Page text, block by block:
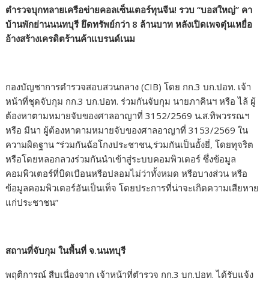
ตำรวจบุกทลายเครือข่ายคอลเซ็นเตอร์ทุนจีน! รวบ “บอสใหญ่” คา
บ้านพักย่านนนทบุรี ยึดทรัพย์กว่า 8 ล้านบาท หลังเปิดเพจตุ๋นเหยื่อ
อ้างสร้างเครดิตร้านค้าแบรนด์เนม
กองบัญชาการตำรวจสอบสวนกลาง (CIB) โดย กก.3 บก.ปอท. เจ้า
หน้าที่ชุดจับกุม กก.3 บก.ปอท. ร่วมกันจับกุม นายภาคินฯ หรือ ไล้ ผู้
ต้องหาตามหมายจับของศาลอาญาที่ 3152/2569 น.ส.ทิพวรรณฯ
หรือ มีนา ผู้ต้องหาตามหมายจับของศาลอาญาที่ 3153/2569 ใน
ความผิดฐาน “ร่วมกันฉ้อโกงประชาชน,ร่วมกันเป็นอั้งยี่, โดยทุจริต
หรือโดยหลอกลวงร่วมกันนำเข้าสู่ระบบคอมพิวเตอร์ ซึ่งข้อมูล
คอมพิวเตอร์ที่บิดเบือนหรือปลอมไม่ว่าทั้งหมด หรือบางส่วน หรือ
ข้อมูลคอมพิวเตอร์อันเป็นเท็จ โดยประการที่น่าจะเกิดความเสียหาย
แก่ประชาชน”
สถานที่จับกุม ในพื้นที่ จ.นนทบุรี
พฤติการณ์ สืบเนื่องจาก เจ้าหน้าที่ตำรวจ กก.3 บก.ปอท. ได้รับแจ้ง